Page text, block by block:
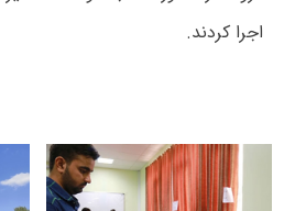
اجرا کردند.